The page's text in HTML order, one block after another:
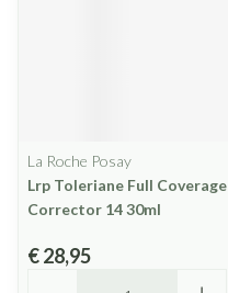
La Roche Posay
Lrp Toleriane Full Coverage
Corrector 14 30ml
€ 28,95